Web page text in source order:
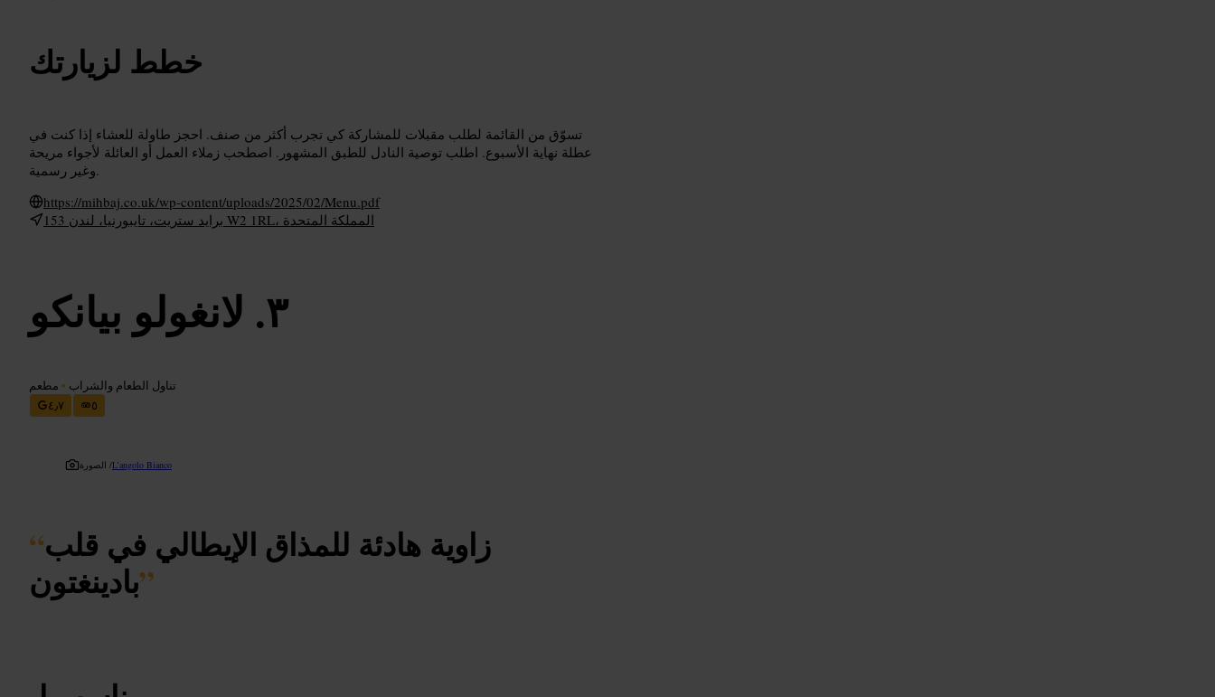
خطط لزيارتك
تسوّق من القائمة لطلب مقبلات للمشاركة كي تجرب أكثر من صنف. احجز طاولة للعشاء إذا كنت في
عطلة نهاية الأسبوع. اطلب توصية النادل للطبق المشهور. اصطحب زملاء العمل أو العائلة لأجواء مريحة
وغير رسمية.
https://mihbaj.co.uk/wp-content/uploads/2025/02/Menu.pdf
153 برايد ستريت، تايبورنيا، لندن W2 1RL، المملكة المتحدة
لانغولو بيانكو
تناول الطعام والشراب • مطعم
٤٫٧
٥
الصورة /L’angolo Bianco
“زاوية هادئة للمذاق الإيطالي في قلب
بادينغتون”